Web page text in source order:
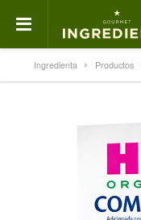
Ingredienta Productos